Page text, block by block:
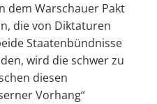
dem Warschauer Pakt
die von Diktaturen
Staatenbündnisse
wird die schwer zu
diesen
Vorhang“